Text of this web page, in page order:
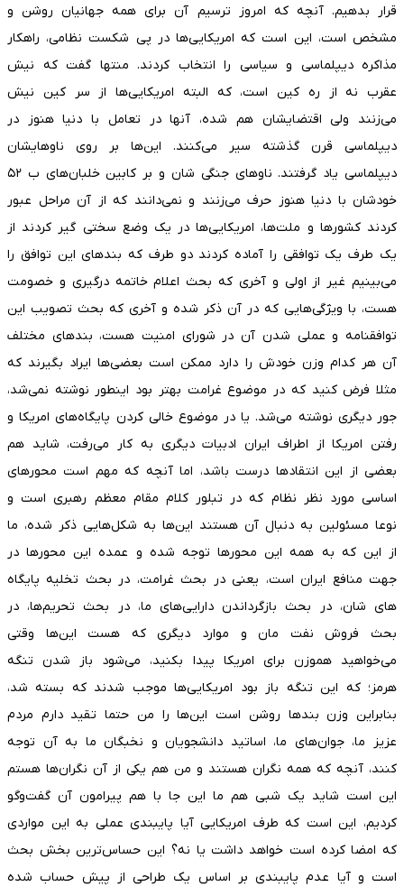
قرار بدهیم. آنچه که امروز ترسیم آن برای همه جهانیان روشن و
مشخص است، این است که امریکایی‌ها در پی شکست نظامی، راهکار
مذاکره دیپلماسی و سیاسی را انتخاب کردند. منتها گفت که نیش
عقرب نه از ره کین است، که البته امریکایی‌ها از سر کین نیش
می‌زنند ولی اقتضایشان هم شده، آنها در تعامل با دنیا هنوز در
دیپلماسی قرن گذشته سیر می‌کنند. این‌ها بر روی ناوهایشان
دیپلماسی یاد گرفتند. ناو‌های جنگی شان و بر کابین خلبان‌های ب ۵۲
خودشان با دنیا هنوز حرف می‌زنند و نمی‌دانند که از آن مراحل عبور
کردند کشور‌ها و ملت‌ها، امریکایی‌ها در یک وضع سختی گیر کردند از
یک طرف یک توافقی را آماده کردند دو طرف که بند‌های این توافق را
می‌بینیم غیر از اولی و آخری که بحث اعلام خاتمه درگیری و خصومت
هست، با ویژگی‌هایی که در آن ذکر شده و آخری که بحث تصویب این
توافقنامه و عملی شدن آن در شورای امنیت هست، بند‌های مختلف
آن هر کدام وزن خودش را دارد ممکن است بعضی‌ها ایراد بگیرند که
مثلا فرض کنید که در موضوع غرامت بهتر بود اینطور نوشته نمی‌شد،
جور دیگری نوشته می‌شد. یا در موضوع خالی کردن پایگاه‌های امریکا و
رفتن امریکا از اطراف ایران ادبیات دیگری به کار می‌رفت، شاید هم
بعضی از این انتقاد‌ها درست باشد، اما آنچه که مهم است محور‌های
اساسی مورد نظر نظام که در تبلور کلام مقام معظم رهبری است و
نوعا مسئولین به دنبال آن هستند این‌ها به شکل‌هایی ذکر شده، ما
از این که به همه این محور‌ها توجه شده و عمده این محور‌ها در
جهت منافع ایران است، یعنی در بحث غرامت، در بحث تخلیه پایگاه
های شان، در بحث بازگرداندن دارایی‌های ما، در بحث تحریم‌ها، در
بحث فروش نفت مان و موارد دیگری که هست این‌ها وقتی
می‌خواهید هموزن برای امریکا پیدا بکنید، می‌شود باز شدن تنگه
هرمز؛ که این تنگه باز بود امریکایی‌ها موجب شدند که بسته شد،
بنابراین وزن بند‌ها روشن است این‌ها را من حتما تقید دارم مردم
عزیز ما، جوان‌های ما، اساتید دانشجویان و نخبگان ما به آن توجه
کنند، آنچه که همه نگران هستند و من هم یکی از آن نگران‌ها هستم
این است شاید یک شبی هم ما این جا با هم پیرامون آن گفت‌و‌گو
کردیم، این است که طرف امریکایی آیا پایبندی عملی به این مواردی
که امضا کرده است خواهد داشت یا نه؟ این حساس‌ترین بخش بحث
است و آیا عدم پایبندی بر اساس یک طراحی از پیش حساب شده